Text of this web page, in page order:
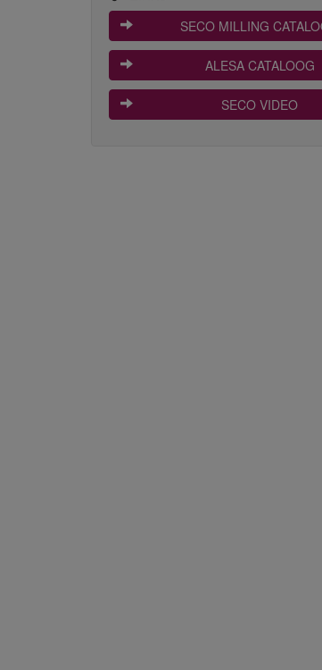
SECO MILLING
ALESA CATALOOG
SECO VIDEO